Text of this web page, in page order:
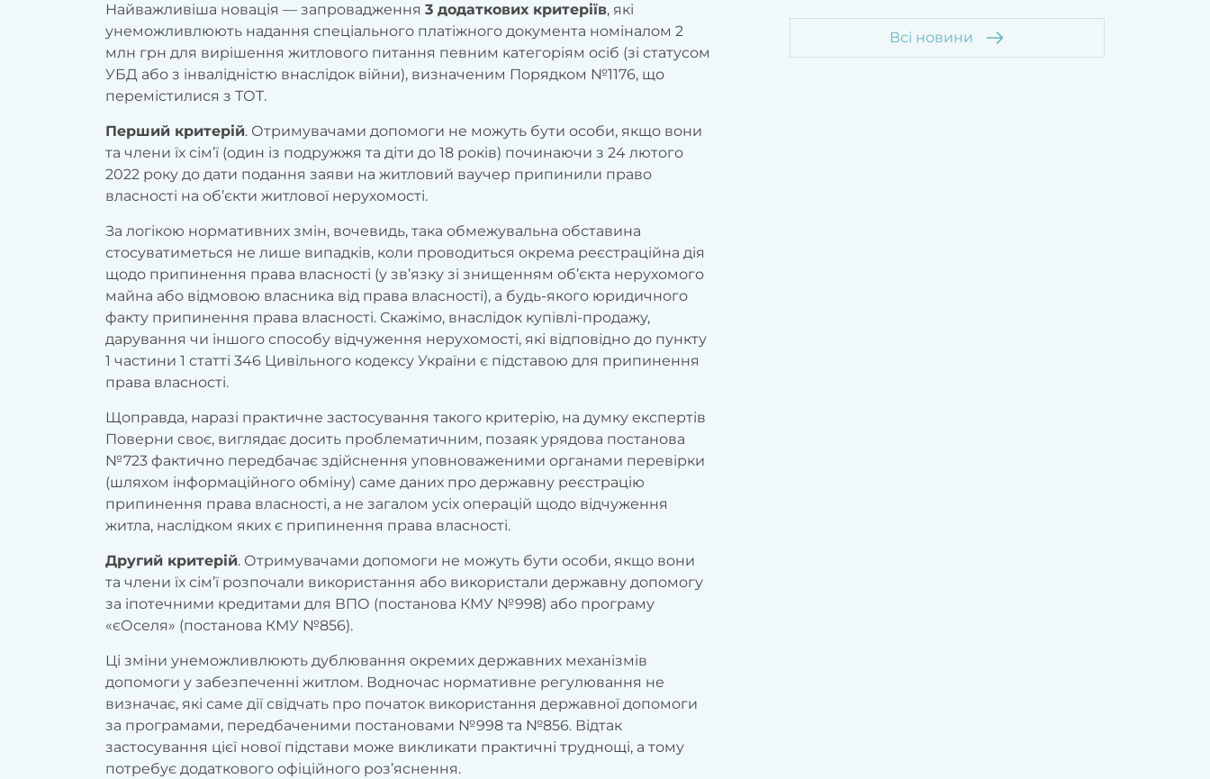
Всі новини
Найважливіша новація — запровадження 3 додаткових критеріїв, які
унеможливлюють надання спеціального платіжного документа номіналом 2
млн грн для вирішення житлового питання певним категоріям осіб (зі статусом
УБД або з інвалідністю внаслідок війни), визначеним Порядком №1176, що
перемістилися з ТОТ.
Перший критерій. Отримувачами допомоги не можуть бути особи, якщо вони
та члени їх сім’ї (один із подружжя та діти до 18 років) починаючи з 24 лютого
2022 року до дати подання заяви на житловий ваучер припинили право
власності на об’єкти житлової нерухомості.
За логікою нормативних змін, вочевидь, така обмежувальна обставина
стосуватиметься не лише випадків, коли проводиться окрема реєстраційна дія
щодо припинення права власності (у зв’язку зі знищенням об’єкта нерухомого
майна або відмовою власника від права власності), а будь-якого юридичного
факту припинення права власності. Скажімо, внаслідок купівлі-продажу,
дарування чи іншого способу відчуження нерухомості, які відповідно до пункту
1 частини 1 статті 346 Цивільного кодексу України є підставою для припинення
права власності.
Щоправда, наразі практичне застосування такого критерію, на думку експертів
Поверни своє, виглядає досить проблематичним, позаяк урядова постанова
№723 фактично передбачає здійснення уповноваженими органами перевірки
(шляхом інформаційного обміну) саме даних про державну реєстрацію
припинення права власності, а не загалом усіх операцій щодо відчуження
житла, наслідком яких є припинення права власності.
Другий критерій. Отримувачами допомоги не можуть бути особи, якщо вони
та члени їх сім’ї розпочали використання або використали державну допомогу
за іпотечними кредитами для ВПО (постанова КМУ №998) або програму
«єОселя» (постанова КМУ №856).
Ці зміни унеможливлюють дублювання окремих державних механізмів
допомоги у забезпеченні житлом. Водночас нормативне регулювання не
визначає, які саме дії свідчать про початок використання державної допомоги
за програмами, передбаченими постановами №998 та №856. Відтак
застосування цієї нової підстави може викликати практичні труднощі, а тому
потребує додаткового офіційного роз’яснення.